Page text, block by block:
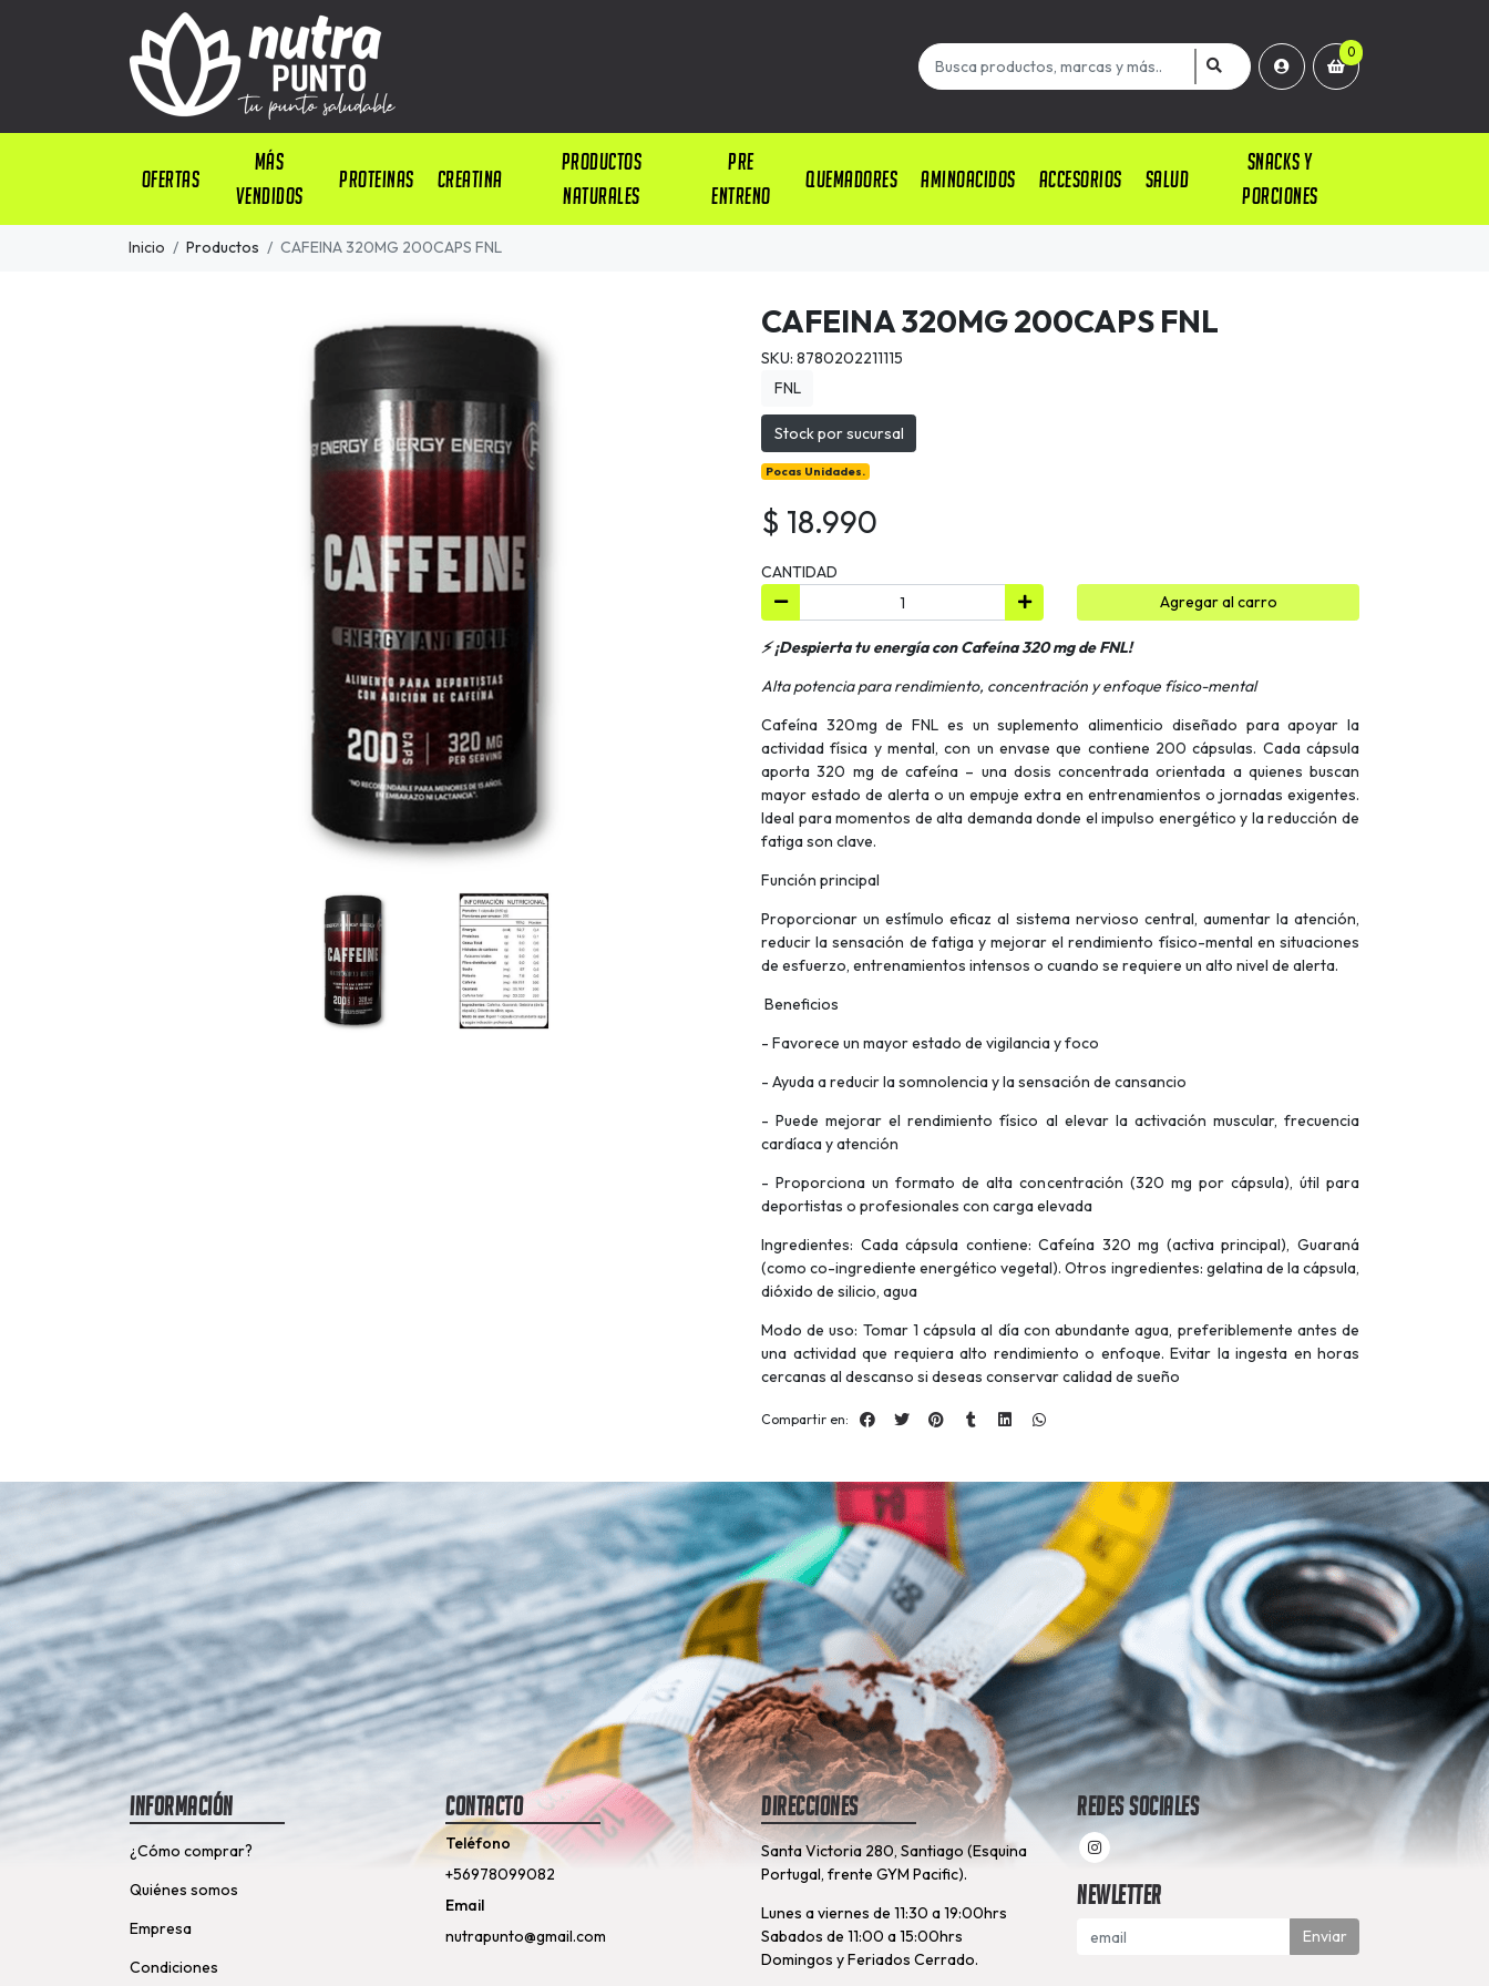
0
OFERTAS
Más
Vendidos
PROTEINAS CREATINA
PRODUCTOS
NATURALES
PRE
ENTRENO
QUEMADORES AMINOACIDOS ACCESORIOS SALUD
SNACKS Y
PORCIONES
Inicio Productos CAFEINA 320MG 200CAPS FNL
CAFEINA 320MG 200CAPS FNL
SKU: 8780202211115
FNL
Stock por sucursal
Pocas Unidades.
$ 18.990
CANTIDAD
Agregar al carro
⚡ ¡Despierta tu energía con Cafeína 320 mg de FNL!
Alta potencia para rendimiento, concentración y enfoque físico-mental
Cafeína 320 mg de FNL es un suplemento alimenticio diseñado para apoyar la
actividad física y mental, con un envase que contiene 200 cápsulas. Cada cápsula
aporta 320 mg de cafeína – una dosis concentrada orientada a quienes buscan
mayor estado de alerta o un empuje extra en entrenamientos o jornadas exigentes.
Ideal para momentos de alta demanda donde el impulso energético y la reducción de
fatiga son clave.
Función principal
Proporcionar un estímulo eficaz al sistema nervioso central, aumentar la atención,
reducir la sensación de fatiga y mejorar el rendimiento físico-mental en situaciones
de esfuerzo, entrenamientos intensos o cuando se requiere un alto nivel de alerta.
Beneficios
- Favorece un mayor estado de vigilancia y foco
- Ayuda a reducir la somnolencia y la sensación de cansancio
- Puede mejorar el rendimiento físico al elevar la activación muscular, frecuencia
cardíaca y atención
- Proporciona un formato de alta concentración (320 mg por cápsula), útil para
deportistas o profesionales con carga elevada
Ingredientes: Cada cápsula contiene: Cafeína 320 mg (activa principal), Guaraná
(como co-ingrediente energético vegetal). Otros ingredientes: gelatina de la cápsula,
dióxido de silicio, agua
Modo de uso: Tomar 1 cápsula al día con abundante agua, preferiblemente antes de
una actividad que requiera alto rendimiento o enfoque. Evitar la ingesta en horas
cercanas al descanso si deseas conservar calidad de sueño
Compartir en:
Información
¿Cómo comprar?
Quiénes somos
Empresa
Condiciones
Contacto
Teléfono
+56978099082
Email
nutrapunto@gmail.com
Direcciones
Santa Victoria 280, Santiago (Esquina
Portugal, frente GYM Pacific).
Lunes a viernes de 11:30 a 19:00hrs
Sabados de 11:00 a 15:00hrs
Domingos y Feriados Cerrado.
Redes Sociales
Newletter
Enviar